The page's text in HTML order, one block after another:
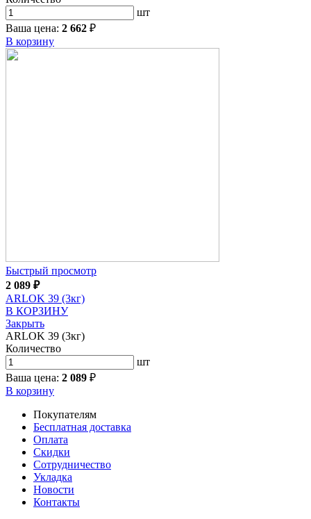
шт
Ваша цена: 2 662 ₽
В корзину
Быстрый просмотр
2 089 ₽
ARLOK 39 (3кг)
В КОРЗИНУ
Закрыть
ARLOK 39 (3кг)
Количество
шт
Ваша цена: 2 089 ₽
В корзину
Покупателям
Бесплатная доставка
Оплата
Скидки
Сотрудничество
Укладка
Новости
Контакты